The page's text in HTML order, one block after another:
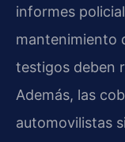
informes
mantenimiento
testigos deben
Además, las
automovilistas